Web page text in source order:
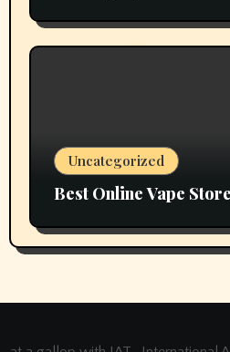
Uncategorized
Best Online Vape